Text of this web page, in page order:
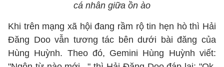
cá nhân giữa ồn ào
Khi trên mạng xã hội đang rầm rộ tin hẹn hò thì Hải
Đăng Doo vẫn tương tác bên dưới bài đăng của
Hùng Huỳnh. Theo đó, Gemini Hùng Huỳnh viết: